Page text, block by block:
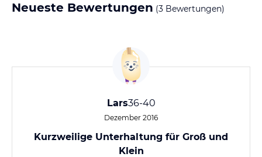
Neueste Bewertungen (3 Bewertungen)
Lars36-40
Dezember 2016
Kurzweilige Unterhaltung für Groß und
Klein